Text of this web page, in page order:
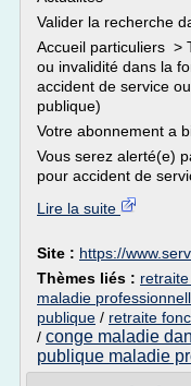
Valider la recherche
Accueil particuliers >
ou invalidité dans la
accident de service
publique)
Votre abonnement a
Vous serez alerté(e)
pour accident de
Lire la suite
Site : https://
Thèmes liés :
maladie
publique / retraite
/ conge maladie
publique maladie